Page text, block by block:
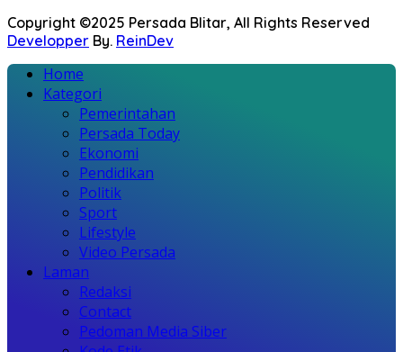
Copyright ©2025 Persada Blitar, All Rights Reserved
Developper By. ReinDev
Home
Kategori
Pemerintahan
Persada Today
Ekonomi
Pendidikan
Politik
Sport
Lifestyle
Video Persada
Laman
Redaksi
Contact
Pedoman Media Siber